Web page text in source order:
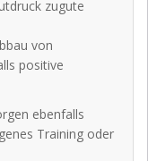
zugute
von
positive
ebenfalls
Training oder